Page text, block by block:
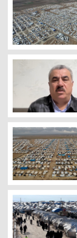
Kampa Holê
Husên Qaîdî: Bi
SOHR: Bi dehan